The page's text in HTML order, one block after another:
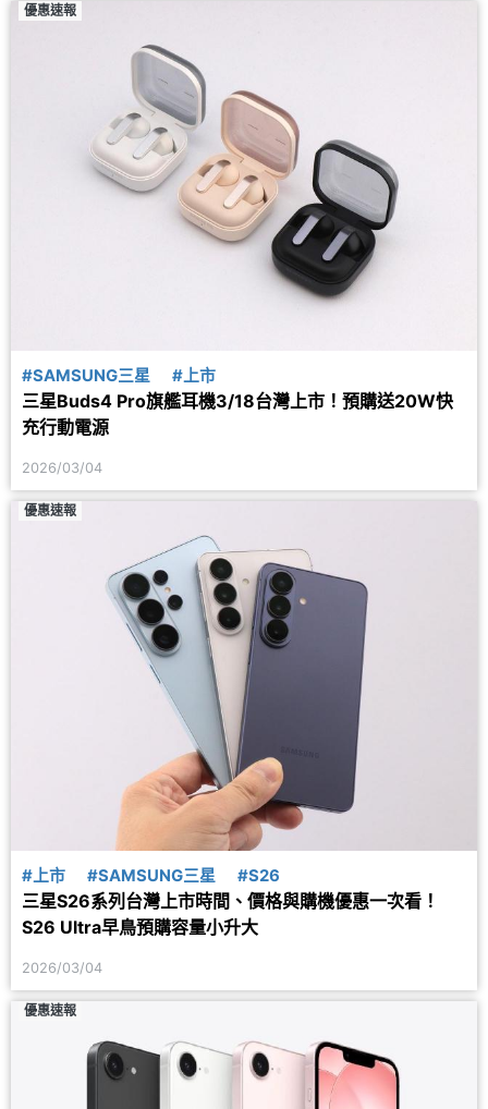
優惠速報
#SAMSUNG三星 #上市
三星Buds4 Pro旗艦耳機3/18台灣上市！預購送20W快
充行動電源
2026/03/04
優惠速報
#上市 #SAMSUNG三星 #S26
三星S26系列台灣上市時間、價格與購機優惠一次看！
S26 Ultra早鳥預購容量小升大
2026/03/04
優惠速報